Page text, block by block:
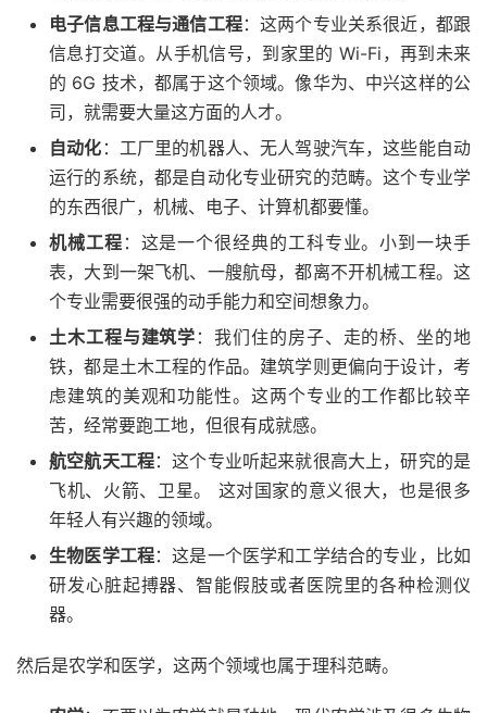
电子信息工程与通信工程：这两个专业关系很近，都跟
信息打交道。从手机信号，到家里的 Wi-Fi，再到未来
的 6G 技术，都属于这个领域。像华为、中兴这样的公
司，就需要大量这方面的人才。
自动化 ：工厂里的机器人、无人驾驶汽车，这些能自动
运行的系统，都是自动化专业研究的范畴。这个专业学
的东西很广，机械、电子、计算机都要懂。
机械工程 ：这是一个很经典的工科专业。小到一块手
表，大到一架飞机、一艘航母，都离不开机械工程。这
个专业需要很强的动手能力和空间想象力。
土木工程与建筑学 ：我们住的房子、走的桥、坐的地
铁，都是土木工程的作品。建筑学则更偏向于设计，考
虑建筑的美观和功能性。这两个专业的工作都比较辛
苦，经常要跑工地，但很有成就感。
航空航天工程：这个专业听起来就很高大上，研究的是
飞机、火箭、卫星。 这对国家的意义很大，也是很多
年轻人有兴趣的领域。
生物医学工程：这是一个医学和工学结合的专业，比如
研发心脏起搏器、智能假肢或者医院里的各种检测仪
器。
然后是农学和医学，这两个领域也属于理科范畴。